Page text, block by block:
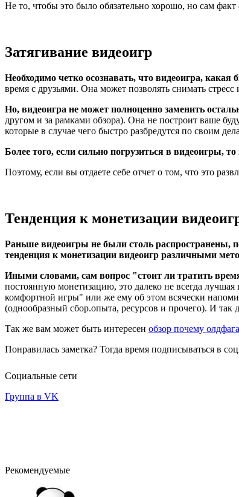
Не то, чтобы это было обязательно хорошо, но сам
Затягивание видеоигр
Необходимо четко осознавать, что видеоигра, какая
время с друзьями. Она может позволять снимать
Но, видеоигра не может полноценно заменить
другом и за рамками обзора). Она не построит ваше
которые в случае чего быстро разбредутся по своим
Более того, если сильно погрузиться в видеоигры,
Поэтому, если вы отдаете себе отчет о том, что это
Тенденция к монетизации
Раньше видеоигры не были столь распространены,
тенденция к монетизации видеоигр различными
Иными словами, сам вопрос "стоит ли тратить
постоянную монетизацию, это далеко не всегда
комфортной игры" или же ему об этом всячески
(однообразный сбор.опыта, ресурсов и прочего). И так
Так же вам может быть интересен обзор почему
Понравилась заметка? Тогда время подписываться в
Социальные сети
Группа в VK
Рекомендуемые